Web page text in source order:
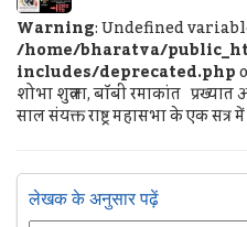
Warning: Undefined
/home/bharatva/
includes/deprecated.php
शोभा शुक्ला, बॉबी रमाकांत
साल संयक्त राष्ट्र महासभा के एक सत्र
लेखक के अनुसार पढ़ें